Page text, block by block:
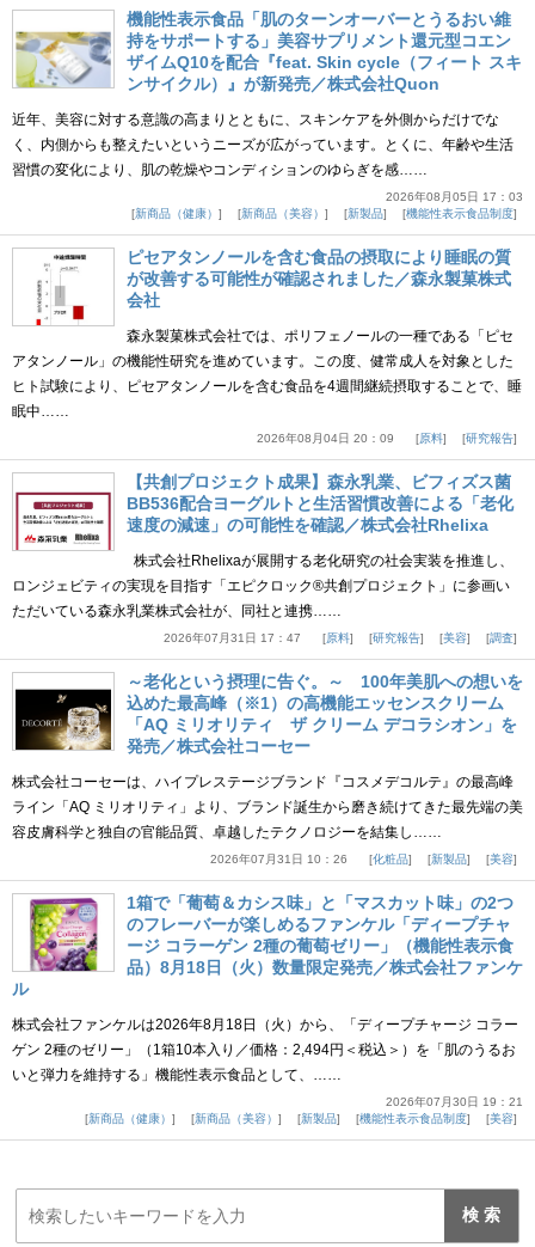
機能性表示食品「肌のターンオーバーとうるおい維
持をサポートする」美容サプリメント還元型コエン
ザイムQ10を配合『feat. Skin cycle（フィート スキ
ンサイクル）』が新発売／株式会社Quon
近年、美容に対する意識の高まりとともに、スキンケアを外側からだけでな
く、内側からも整えたいというニーズが広がっています。とくに、年齢や生活
習慣の変化により、肌の乾燥やコンディションのゆらぎを感……
2026年08月05日 17：03
新商品（健康）
新商品（美容） 新製品 機能性表示食品制度
ピセアタンノールを含む食品の摂取により睡眠の質
が改善する可能性が確認されました／森永製菓株式
会社
森永製菓株式会社では、ポリフェノールの一種である「ピセ
アタンノール」の機能性研究を進めています。この度、健常成人を対象とした
ヒト試験により、ピセアタンノールを含む食品を4週間継続摂取することで、睡
眠中……
2026年08月04日 20：09 原料 研究報告
【共創プロジェクト成果】森永乳業、ビフィズス菌
BB536配合ヨーグルトと生活習慣改善による「老化
速度の減速」の可能性を確認／株式会社Rhelixa
株式会社Rhelixaが展開する老化研究の社会実装を推進し、
ロンジェビティの実現を目指す「エピクロック®共創プロジェクト」に参画い
ただいている森永乳業株式会社が、同社と連携……
2026年07月31日 17：47 原料 研究報告 美容 調査
～老化という摂理に告ぐ。～ 100年美肌への想いを
込めた最高峰（※1）の高機能エッセンスクリーム
「AQ ミリオリティ ザ クリーム デコラシオン」を
発売／株式会社コーセー
株式会社コーセーは、ハイプレステージブランド『コスメデコルテ』の最高峰
ライン「AQ ミリオリティ」より、ブランド誕生から磨き続けてきた最先端の美
容皮膚科学と独自の官能品質、卓越したテクノロジーを結集し……
2026年07月31日 10：26 化粧品 新製品 美容
1箱で「葡萄＆カシス味」と「マスカット味」の2つ
のフレーバーが楽しめるファンケル「ディープチャ
ージ コラーゲン 2種の葡萄ゼリー」（機能性表示食
品）8月18日（火）数量限定発売／株式会社ファンケ
ル
株式会社ファンケルは2026年8月18日（火）から、「ディープチャージ コラー
ゲン 2種のゼリー」（1箱10本入り／価格：2,494円＜税込＞）を「肌のうるお
いと弾力を維持する」機能性表示食品として、……
2026年07月30日 19：21
新商品（健康）
新商品（美容） 新製品 機能性表示食品制度 美容